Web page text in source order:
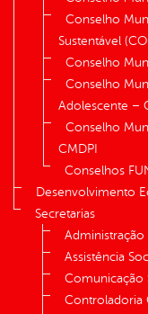
Conselho
Sustentável
Conselho
Conselho
Adolescente –
Conselho
CMDPI
Conselhos
Desenvolvimento
Secretarias
Administração
Assistência
Comunicação
Controladoria